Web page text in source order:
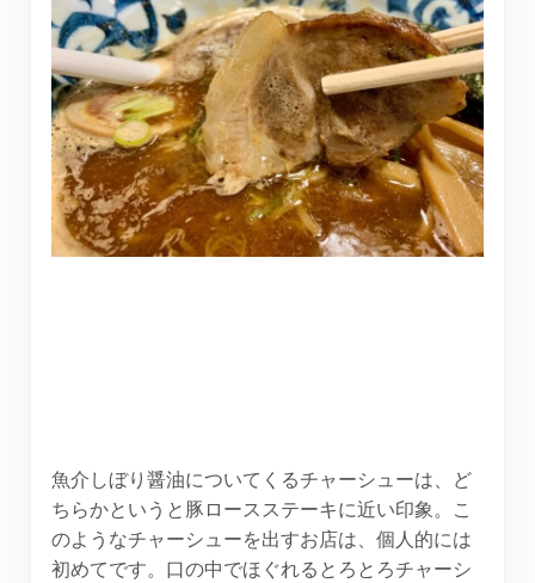
魚介しぼり醤油についてくるチャーシューは、ど
ちらかというと豚ロースステーキに近い印象。こ
のようなチャーシューを出すお店は、個人的には
初めてです。口の中でほぐれるとろとろチャーシ